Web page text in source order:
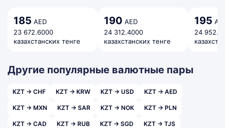
185 AED
23 672.6000
казахстанских тенге
190 AED
24 312.4000
казахстанских тенге
195
24
Другие популярные валютные пары
KZT → CHF KZT → KRW KZT → USD KZT → AED
KZT → MXN KZT → SAR KZT → NOK KZT → PLN
KZT → CAD KZT → RUB KZT → SGD KZT → TJS